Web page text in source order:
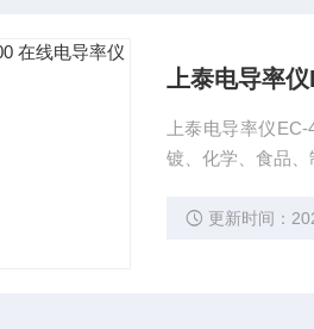
上泰电导率
上泰电导率仪
镀、化学、食品、
更新时间：